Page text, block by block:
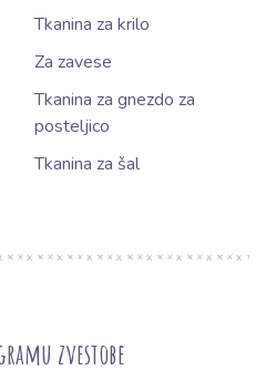
Tkanina za krilo
Za zavese
Tkanina za gnezdo za
posteljico
Tkanina za šal
zvestobe